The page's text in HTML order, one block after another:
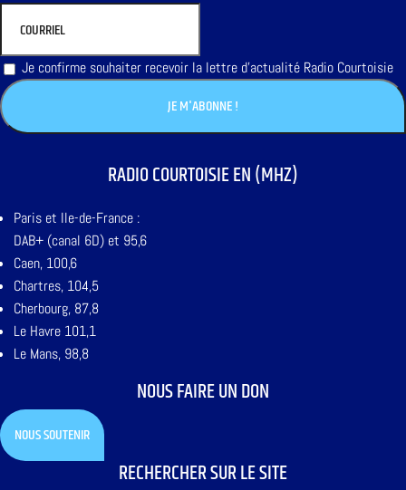
Je confirme souhaiter recevoir la lettre d'actualité Radio Courtoisie
RADIO COURTOISIE EN (MHZ)
Paris et Ile-de-France :
DAB+ (canal 6D) et 95,6
Caen, 100,6
Chartres, 104,5
Cherbourg, 87,8
Le Havre 101,1
Le Mans, 98,8
NOUS FAIRE UN DON
NOUS SOUTENIR
RECHERCHER SUR LE SITE